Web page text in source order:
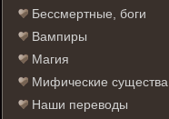
Бессмертные, боги
Вампиры
Магия
Мифические существа
Наши переводы